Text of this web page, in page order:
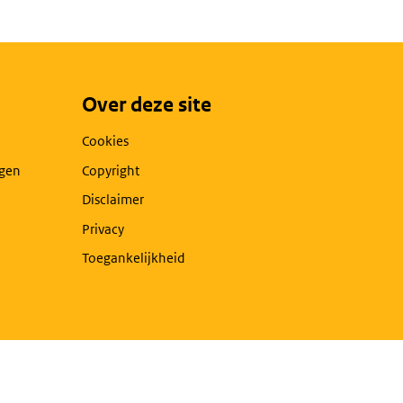
Over deze site
Cookies
Copyright
Disclaimer
Privacy
Toegankelijkheid